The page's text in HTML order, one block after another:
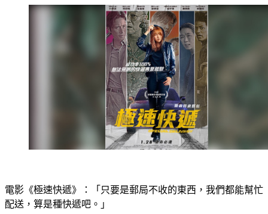
電影《極速快遞》：「只要是郵局不收的東西，我們都能幫忙
配送，算是種快遞吧。」